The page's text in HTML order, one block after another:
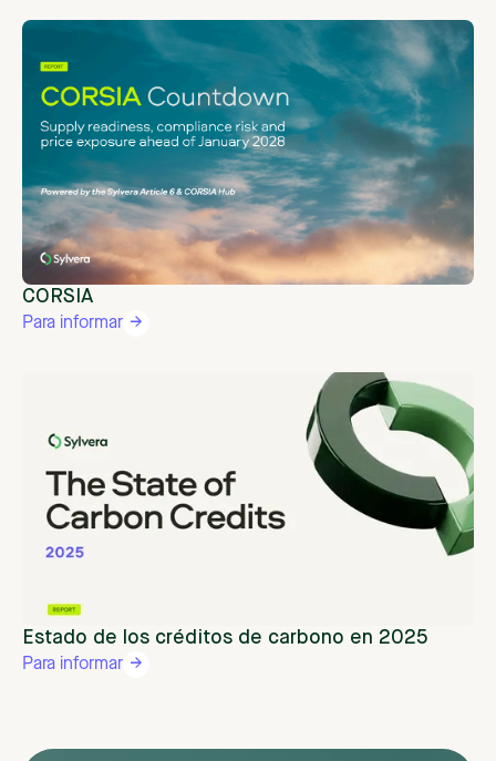
CORSIA
Para informar
Estado de los créditos de carbono en 2025
Para informar